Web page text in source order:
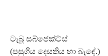
ටැබූ සබ්ජෙක්ට්ස්
(පසුගිය දෙසතිය හා බැඳේ.)